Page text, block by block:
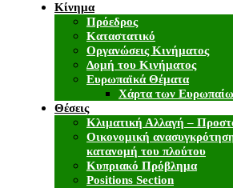
Κίνημα
Πρόεδρος
Καταστατικό
Οργανώσεις Κινήματος
Δομή του Κινήματος
Ευρωπαϊκά Θέματα
Χάρτα των
Θέσεις
Κλιματική Αλλαγή –
Οικονομική
κατανομή του πλούτου
Κυπριακό Πρόβλημα
Positions Section